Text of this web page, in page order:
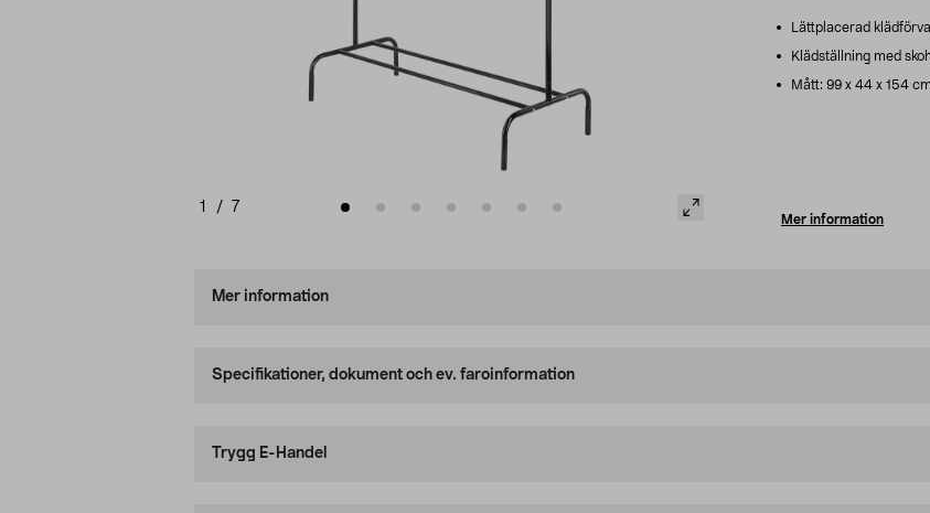
1 / 7
Lättplacerad
Klädställning med
Mått: 99 x 44 x 154
Mer information
Mer information
Specifikationer, dokument och ev. faroinformation
Trygg E-Handel